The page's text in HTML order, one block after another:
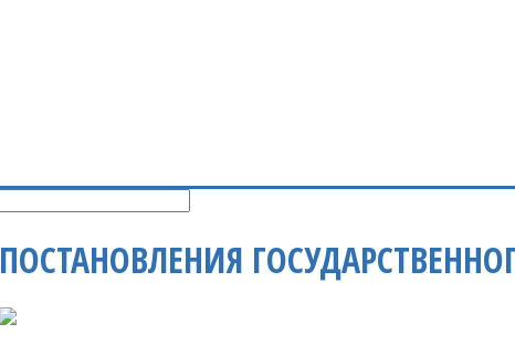
ПОСТАНОВЛЕНИЯ